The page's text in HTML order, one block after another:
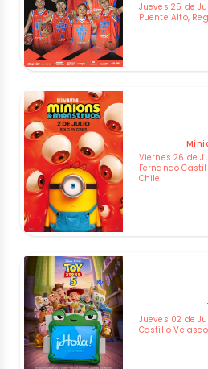
Jueves 25 de
Puente Alto,
Viernes 26 de
Fernando
Chile
Jueves 02 de
Castillo